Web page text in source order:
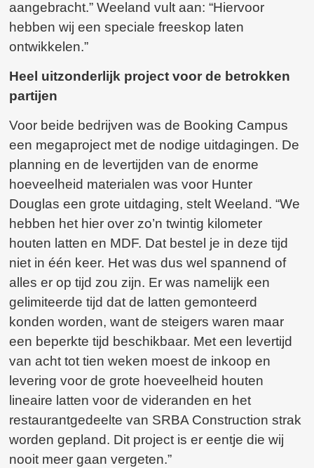
aangebracht.” Weeland vult aan: “Hiervoor
hebben wij een speciale freeskop laten
ontwikkelen.”
Heel uitzonderlijk project voor de betrokken
partijen
Voor beide bedrijven was de Booking Campus
een megaproject met de nodige uitdagingen. De
planning en de levertijden van de enorme
hoeveelheid materialen was voor Hunter
Douglas een grote uitdaging, stelt Weeland. “We
hebben het hier over zo’n twintig kilometer
houten latten en MDF. Dat bestel je in deze tijd
niet in één keer. Het was dus wel spannend of
alles er op tijd zou zijn. Er was namelijk een
gelimiteerde tijd dat de latten gemonteerd
konden worden, want de steigers waren maar
een beperkte tijd beschikbaar. Met een levertijd
van acht tot tien weken moest de inkoop en
levering voor de grote hoeveelheid houten
lineaire latten voor de videranden en het
restaurantgedeelte van SRBA Construction strak
worden gepland. Dit project is er eentje die wij
nooit meer gaan vergeten.”